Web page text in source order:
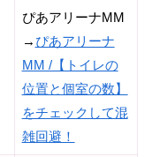
ぴあアリーナMM
→ ぴあアリーナ
MM /【トイレの
位置と個室の数】
をチェックして混
雑回避！